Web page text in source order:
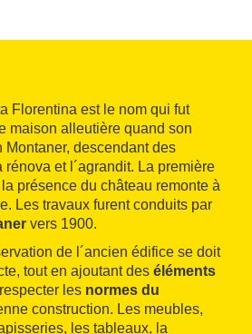
Florentina est le nom qui fut
maison alleutière quand son
Montaner, descendant des
et l´agrandit. La première
présence du château remonte à
Les travaux furent conduits par
vers 1900.
de l´ancien édifice se doit
tout en ajoutant des éléments
les normes du
construction. Les meubles,
les tableaux, la